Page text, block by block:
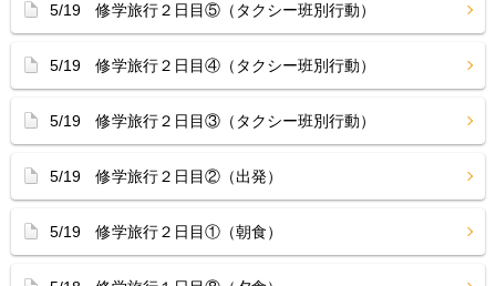
5/19 修学旅行２日目⑤（タクシー班別行動）
5/19 修学旅行２日目④（タクシー班別行動）
5/19 修学旅行２日目③（タクシー班別行動）
5/19 修学旅行２日目②（出発）
5/19 修学旅行２日目①（朝食）